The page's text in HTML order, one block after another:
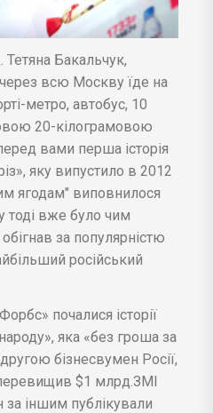
Бакальчук,
через всю Москву їде на
метро, автобус, 10
20-кілограмовою
вами перша історія
яку випустило в 2012
ягодам" виповнилося
тоді вже було чим
за популярністю
російський
почалися історії
яка «без гроша за
бізнесвумен Росії,
$1 млрд.ЗМІ
за іншим публікували